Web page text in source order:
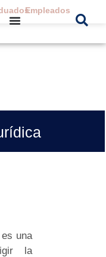
Empleados
una
la